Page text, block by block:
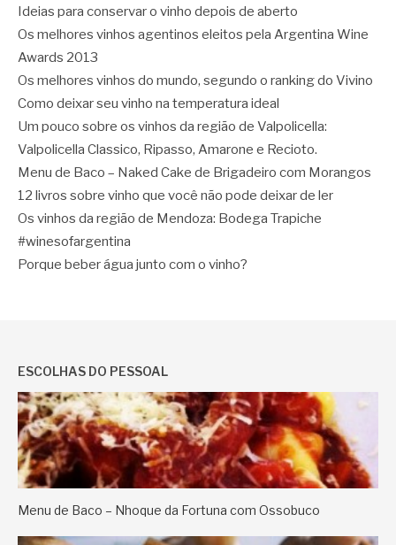
Ideias para conservar o vinho depois de aberto
Os melhores vinhos agentinos eleitos pela Argentina Wine
Awards 2013
Os melhores vinhos do mundo, segundo o ranking do Vivino
Como deixar seu vinho na temperatura ideal
Um pouco sobre os vinhos da região de Valpolicella:
Valpolicella Classico, Ripasso, Amarone e Recioto.
Menu de Baco – Naked Cake de Brigadeiro com Morangos
12 livros sobre vinho que você não pode deixar de ler
Os vinhos da região de Mendoza: Bodega Trapiche
#winesofargentina
Porque beber água junto com o vinho?
ESCOLHAS DO PESSOAL
Menu de Baco – Nhoque da Fortuna com Ossobuco